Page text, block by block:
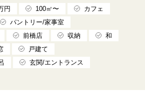
円 100㎡〜
カフェ
パントリー/家事室
前橋店 収納
和
戸建て
玄関/エントランス